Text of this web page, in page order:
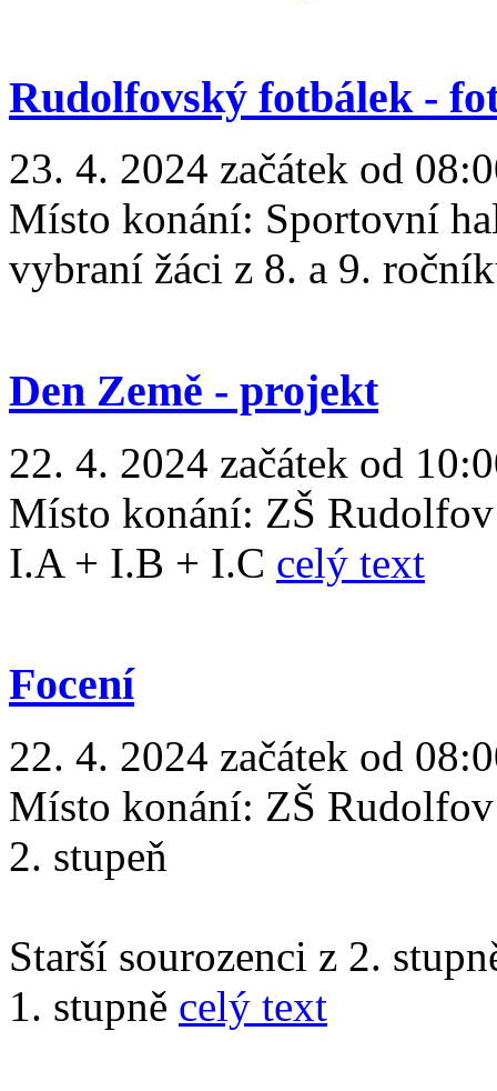
Rudolfovský fotbálek -
23. 4. 2024 začátek od
Místo konání: Sportovní
vybraní žáci z 8. a 9.
Den Země - projekt
22. 4. 2024 začátek od
Místo konání: ZŠ Rudolfov
I.A + I.B + I.C celý text
Focení
22. 4. 2024 začátek od
Místo konání: ZŠ Rudolfov
2. stupeň
Starší sourozenci z 2.
1. stupně celý text